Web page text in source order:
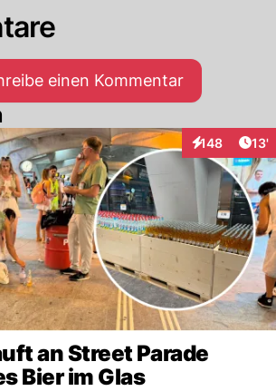
einen Kommentar
148
Interaktionen
13'
an Street Parade
Bier im Glas